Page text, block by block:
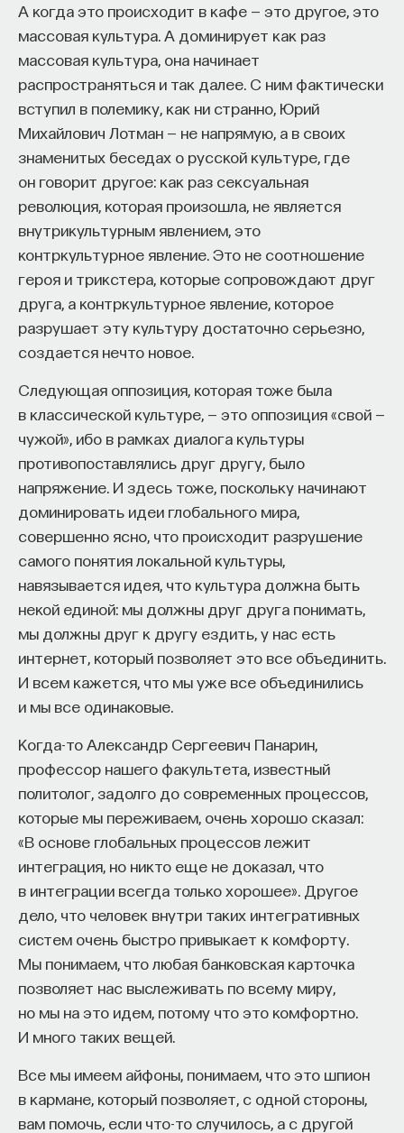
А когда это происходит в кафе — это другое, это
массовая культура. А доминирует как раз
массовая культура, она начинает
распространяться и так далее. С ним фактически
вступил в полемику, как ни странно, Юрий
Михайлович Лотман — не напрямую, а в своих
знаменитых беседах о русской культуре, где
он говорит другое: как раз сексуальная
революция, которая произошла, не является
внутрикультурным явлением, это
контркультурное явление. Это не соотношение
героя и трикстера, которые сопровождают друг
друга, а контркультурное явление, которое
разрушает эту культуру достаточно серьезно,
создается нечто новое.
Следующая оппозиция, которая тоже была
в классической культуре, — это оппозиция «свой —
чужой», ибо в рамках диалога культуры
противопоставлялись друг другу, было
напряжение. И здесь тоже, поскольку начинают
доминировать идеи глобального мира,
совершенно ясно, что происходит разрушение
самого понятия локальной культуры,
навязывается идея, что культура должна быть
некой единой: мы должны друг друга понимать,
мы должны друг к другу ездить, у нас есть
интернет, который позволяет это все объединить.
И всем кажется, что мы уже все объединились
и мы все одинаковые.
Когда-то Александр Сергеевич Панарин,
профессор нашего факультета, известный
политолог, задолго до современных процессов,
которые мы переживаем, очень хорошо сказал:
«В основе глобальных процессов лежит
интеграция, но никто еще не доказал, что
в интеграции всегда только хорошее». Другое
дело, что человек внутри таких интегративных
систем очень быстро привыкает к комфорту.
Мы понимаем, что любая банковская карточка
позволяет нас выслеживать по всему миру,
но мы на это идем, потому что это комфортно.
И много таких вещей.
Все мы имеем айфоны, понимаем, что это шпион
в кармане, который позволяет, с одной стороны,
вам помочь, если что-то случилось, а с другой
еще не была достаточно технически совершенна.
«Мону Лизу» в значительной степени можно
считать погибшей, потому что все прозрачные
тени Леонардо погибли, они стали тусклыми,
темными, плоскими. «Тайная вечеря» вообще
почти осыпалась, мы ее знаем после последней
реставрации, ее дочистили до пигмента, то есть
до тех красочных оттенков, которые использовал
Леонардо, но оптика ее почти погибла.
И конечно, еще при жизни эти поиски Леонардо
не находили поддержки у современников.
Заказчики сердились на него, что он работает
очень медленно. В результате почти все
картины — и «Мадонну в гроте», и «Мону Лизу» —
ситуация одиночества в своей собственной
культуре, в своей собственной среде
дополнялась особенностями личной биографии
Леонардо, незаконного сына в семье своего отца.
Хотя отец его любил и поддерживал, но все равно
это одиночество началось с детства
и продолжалось затем и в культуре.
Он очень сильно обогнал свое время. И это его
провидение не было прочитано современниками
по-настоящему. Хотя среди ценностей, которые
признавались за итальянским искусством
Высокого Возрождения, обычно перечислялись
колорит Тициана, композиция Рафаэля и свет
8/28/2017
НАПИСАТЬ НАМ
НАД МАТЕРИАЛОМ РАБОТАЛИ
Марина Свидерская
доктор искусствоведения, профессор
кафедры истории и теории мировой культуры
философского факультета МГУ, преподаватель
культуры», заведующий сектором
Государственного института искусствознания,
почетный член Российской академии
художеств